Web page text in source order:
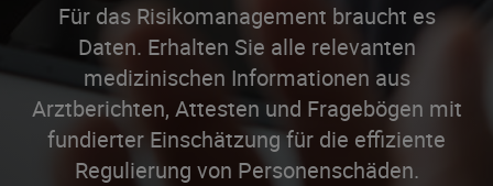
Für das Risikomanagement braucht es
Daten. Erhalten Sie alle relevanten
medizinischen Informationen aus
Arztberichten, Attesten und Fragebögen mit
fundierter Einschätzung für die effiziente
Regulierung von Personenschäden.